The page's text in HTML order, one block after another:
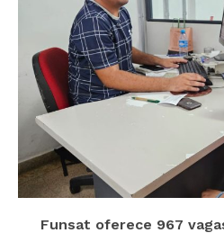
Funsat oferece 967